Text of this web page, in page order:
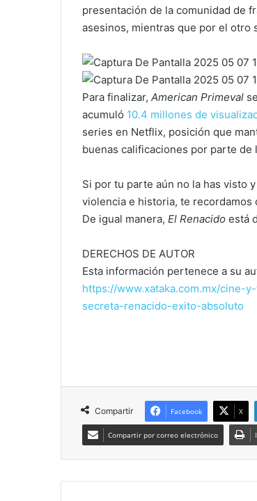
presentación de la comunidad de
asesinos, mientras que por el otro
Para finalizar, American Primeval
acumuló 10.4 millones de
series en Netflix, posición que
buenas calificaciones por parte de
Si por tu parte aún no la has visto
violencia e historia, te recordamos
De igual manera, El Renacido está
DERECHOS DE AUTOR
Esta información pertenece a su
https://www.xataka.com.mx/cine-
secreta-renacido-exito-absoluto
Compartir Facebook X
Compartir por correo electrónico